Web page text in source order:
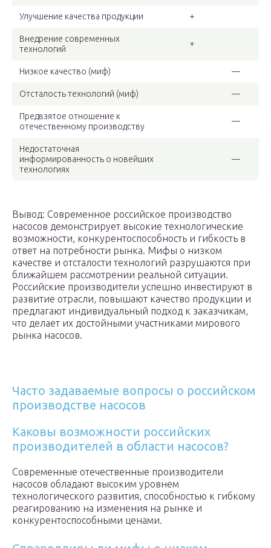
Улучшение качества продукции +
Внедрение современных
технологий
+
Низкое качество (миф) —
Отсталость технологий (миф) —
Предвзятое отношение к
отечественному производству
—
Недостаточная
информированность о новейших
технологиях
—
Вывод: Современное российское производство
насосов демонстрирует высокие технологические
возможности, конкурентоспособность и гибкость в
ответ на потребности рынка. Мифы о низком
качестве и отсталости технологий разрушаются при
ближайшем рассмотрении реальной ситуации.
Российские производители успешно инвестируют в
развитие отрасли, повышают качество продукции и
предлагают индивидуальный подход к заказчикам,
что делает их достойными участниками мирового
рынка насосов.
Часто задаваемые вопросы о российском
производстве насосов
Каковы возможности российских
производителей в области насосов?
Современные отечественные производители
насосов обладают высоким уровнем
технологического развития, способностью к гибкому
реагированию на изменения на рынке и
конкурентоспособными ценами.